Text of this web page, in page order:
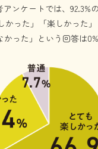
アンケートでは、92.3%
かった」「楽しかった」
かった」という回答は